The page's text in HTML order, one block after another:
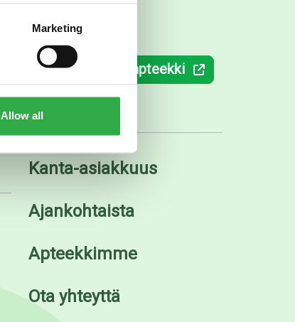
Marketing
Allow all
Verkkoapteekki
Kanta-asiakkuus
Ajankohtaista
Apteekkimme
Ota yhteyttä